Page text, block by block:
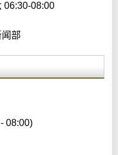
06:30-08:00
部
08:00)